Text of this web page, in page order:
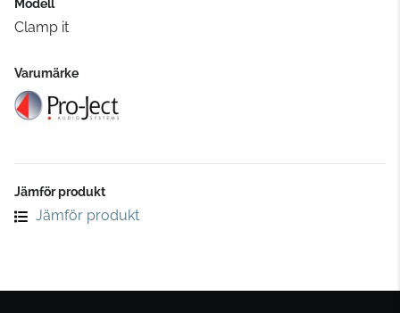
Modell
Clamp it
Varumärke
Jämför produkt
Jämför produkt